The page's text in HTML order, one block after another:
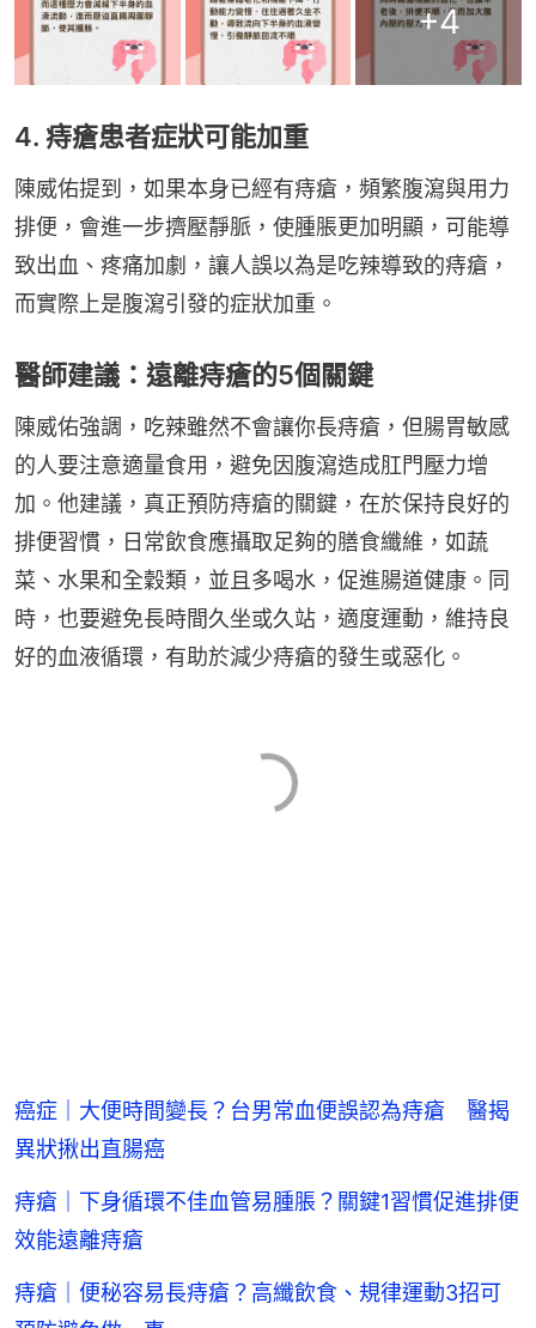
+4
4. 痔瘡患者症狀可能加重
陳威佑提到，如果本身已經有痔瘡，頻繁腹瀉與用力
排便，會進一步擠壓靜脈，使腫脹更加明顯，可能導
致出血、疼痛加劇，讓人誤以為是吃辣導致的痔瘡，
而實際上是腹瀉引發的症狀加重。
醫師建議：遠離痔瘡的5個關鍵
陳威佑強調，吃辣雖然不會讓你長痔瘡，但腸胃敏感
的人要注意適量食用，避免因腹瀉造成肛門壓力增
加。他建議，真正預防痔瘡的關鍵，在於保持良好的
排便習慣，日常飲食應攝取足夠的膳食纖維，如蔬
菜、水果和全穀類，並且多喝水，促進腸道健康。同
時，也要避免長時間久坐或久站，適度運動，維持良
好的血液循環，有助於減少痔瘡的發生或惡化。
癌症｜大便時間變長？台男常血便誤認為痔瘡 醫揭
異狀揪出直腸癌
痔瘡｜下身循環不佳血管易腫脹？關鍵1習慣促進排便
效能遠離痔瘡
痔瘡｜便秘容易長痔瘡？高纖飲食、規律運動3招可